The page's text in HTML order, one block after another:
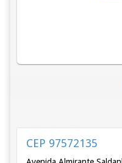
CEP 97572135